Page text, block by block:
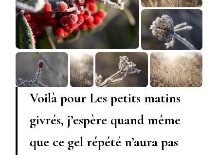
Voilà pour Les petits matins
givrés, j’espère quand même
que ce gel répété n’aura pas